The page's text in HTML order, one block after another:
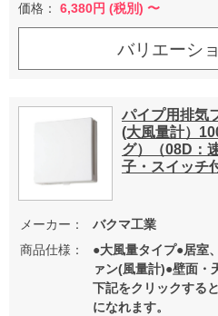
価格： 6,380円 (税別) 〜
バリエーシ
パイプ用排気
(大風量計）
グ）（08D：
子・スイッチ
メーカー：
バクマ工業
商品仕様：
●大風量タイプ●居室
ァン(風量計)●壁面・
下記をクリックする
になれます。